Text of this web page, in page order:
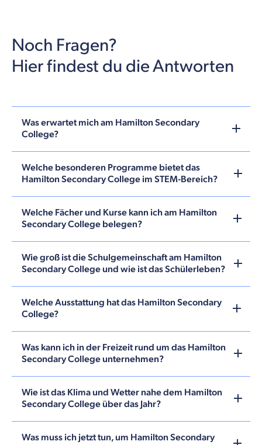
Noch Fragen?
Hier findest du die Antworten
Was erwartet mich am Hamilton Secondary
College?
Welche besonderen Programme bietet das
Hamilton Secondary College im STEM-Bereich?
Welche Fächer und Kurse kann ich am Hamilton
Secondary College belegen?
Wie groß ist die Schulgemeinschaft am Hamilton
Secondary College und wie ist das Schülerleben?
Welche Ausstattung hat das Hamilton Secondary
College?
Was kann ich in der Freizeit rund um das Hamilton
Secondary College unternehmen?
Wie ist das Klima und Wetter nahe dem Hamilton
Secondary College über das Jahr?
Was muss ich jetzt tun, um Hamilton Secondary